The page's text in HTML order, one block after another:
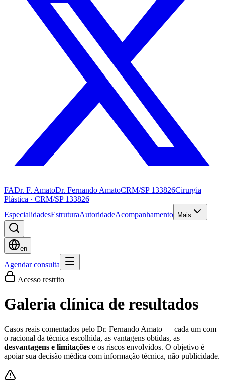
FADr. F. AmatoDr. Fernando AmatoCRM/SP 133826Cirurgia
Plástica · CRM/SP 133826
EspecialidadesEstruturaAutoridadeAcompanhamento Mais
en
Agendar consulta
Acesso restrito
Galeria clínica de resultados
Casos reais comentados pelo Dr. Fernando Amato — cada um com
o racional da técnica escolhida, as vantagens obtidas, as
desvantagens e limitações e os riscos envolvidos. O objetivo é
apoiar sua decisão médica com informação técnica, não publicidade.